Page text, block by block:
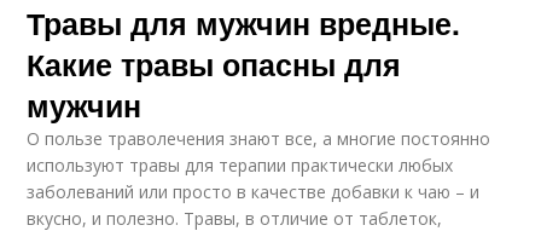
Травы для мужчин вредные.
Какие травы опасны для
мужчин
О пользе траволечения знают все, а многие постоянно
используют травы для терапии практически любых
заболеваний или просто в качестве добавки к чаю – и
вкусно, и полезно. Травы, в отличие от таблеток,